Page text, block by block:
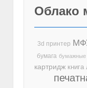
Облако
3d принтер
бумага бумажные
картридж книга